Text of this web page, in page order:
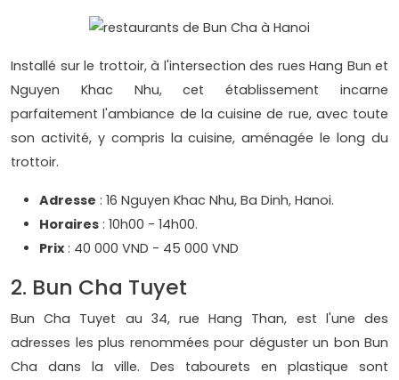
Installé sur le trottoir, à l'intersection des rues Hang Bun et
Nguyen Khac Nhu, cet établissement incarne
parfaitement l'ambiance de la cuisine de rue, avec toute
son activité, y compris la cuisine, aménagée le long du
trottoir.
Adresse : 16 Nguyen Khac Nhu, Ba Dinh, Hanoi.
Horaires : 10h00 - 14h00.
Prix : 40 000 VND - 45 000 VND
2. Bun Cha Tuyet
Bun Cha Tuyet au 34, rue Hang Than, est l'une des
adresses les plus renommées pour déguster un bon Bun
Cha dans la ville. Des tabourets en plastique sont